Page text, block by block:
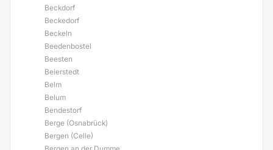
Beckdorf
Beckedorf
Beckeln
Beedenbostel
Beesten
Beierstedt
Belm
Belum
Bendestorf
Berge (Osnabrück)
Bergen (Celle)